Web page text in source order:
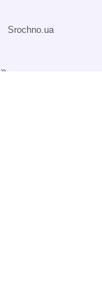
Srochno.ua
»